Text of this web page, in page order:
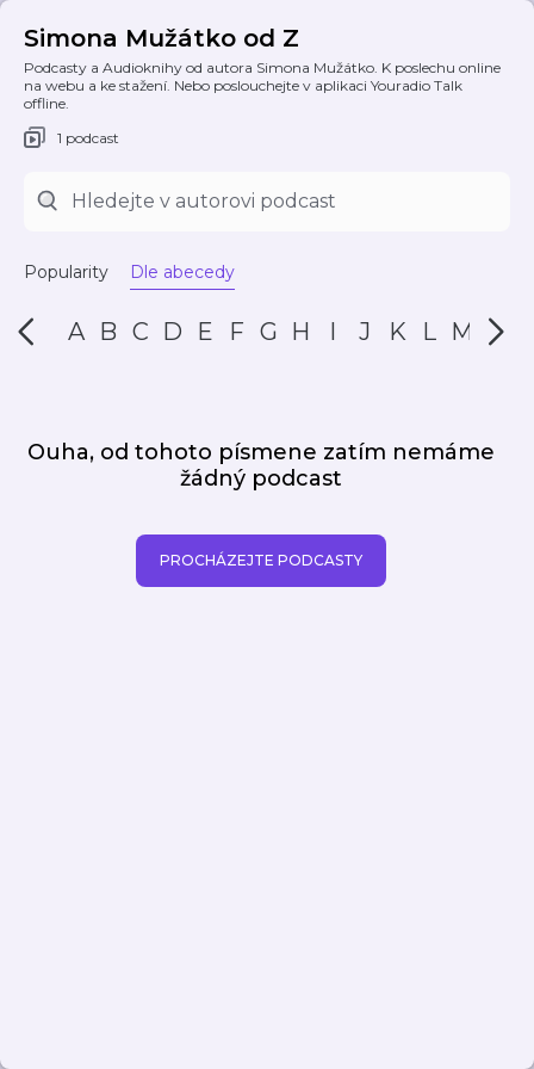
Simona Mužátko od Z
Podcasty a Audioknihy od autora Simona Mužátko. K poslechu online
na webu a ke stažení. Nebo poslouchejte v aplikaci Youradio Talk
offline.
1 podcast
Popularity Dle abecedy
A B C D E F G H I J K L M N
Ouha, od tohoto písmene zatím nemáme
žádný podcast
PROCHÁZEJTE PODCASTY